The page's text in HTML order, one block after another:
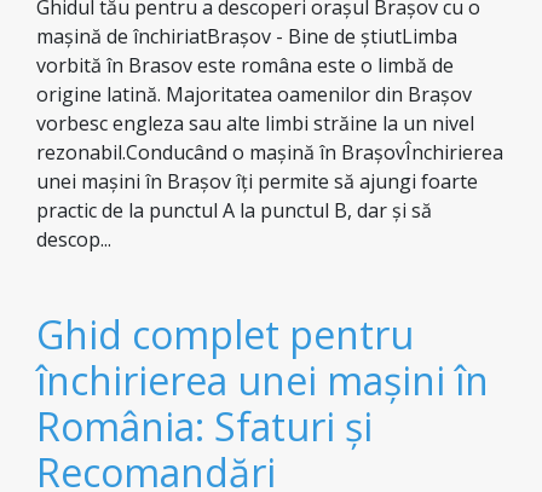
Ghidul tău pentru a descoperi orașul Brașov cu o
mașină de închiriatBrașov - Bine de știutLimba
vorbită în Brasov este româna este o limbă de
origine latină. Majoritatea oamenilor din Brașov
vorbesc engleza sau alte limbi străine la un nivel
rezonabil.Conducând o mașină în BrașovÎnchirierea
unei mașini în Brașov îți permite să ajungi foarte
practic de la punctul A la punctul B, dar și să
descop...
Ghid complet pentru
închirierea unei mașini în
România: Sfaturi și
Recomandări